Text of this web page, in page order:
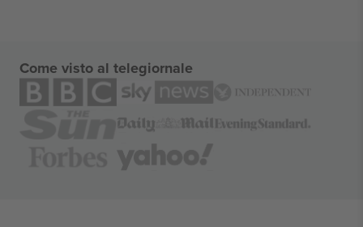
Come visto al telegiornale